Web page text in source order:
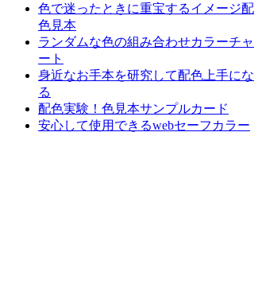
色で迷ったときに重宝するイメージ配
色見本
ランダムな色の組み合わせカラーチャ
ート
身近なお手本を研究して配色上手にな
る
配色実験！色見本サンプルカード
安心して使用できるwebセーフカラー